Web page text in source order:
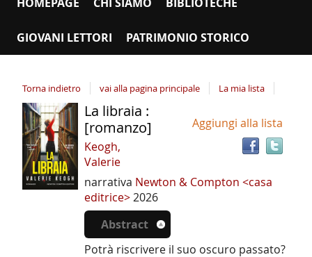
GIOVANI LETTORI PATRIMONIO STORICO
Torna indietro vai alla pagina principale La mia lista
Dettaglio
del
documento
Aggiungi alla lista
La libraia :
[romanzo]
Keogh,
Valerie
narrativa Newton & Compton <casa
editrice>2026
Abstract
Potrà riscrivere il suo oscuro passato?